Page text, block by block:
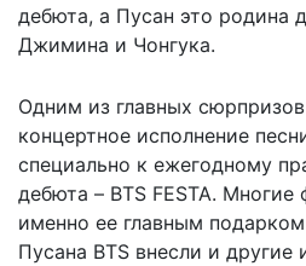
дебюта, а Пусан это родина
Джимина и Чонгука.
Одним из главных
концертное исполнение
специально к ежегодному
дебюта – BTS FESTA. Многие
именно ее главным
Пусана BTS внесли и другие